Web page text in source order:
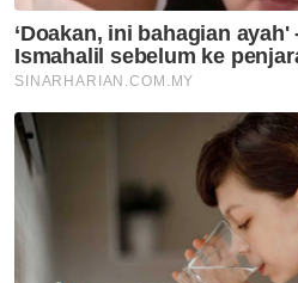
Nasional
Belia Sabah
hubungan
Nasional
Ismail Sabri
prosedur
jantung